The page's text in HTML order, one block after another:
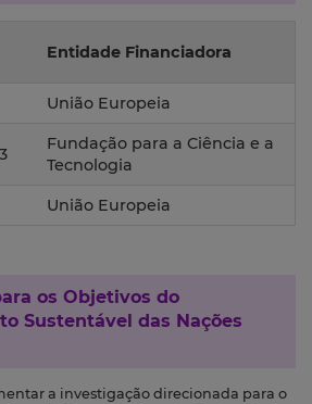
Entidade Financiadora
União Europeia
Fundação para a Ciência e a
Tecnologia
União Europeia
os Objetivos do
Sustentável das Nações
a investigação direcionada para o